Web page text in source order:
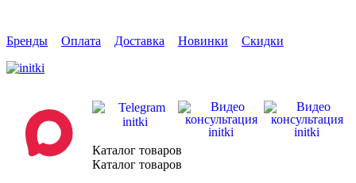
Бренды Оплата Доставка Новинки Скидки
Каталог товаров
Каталог товаров